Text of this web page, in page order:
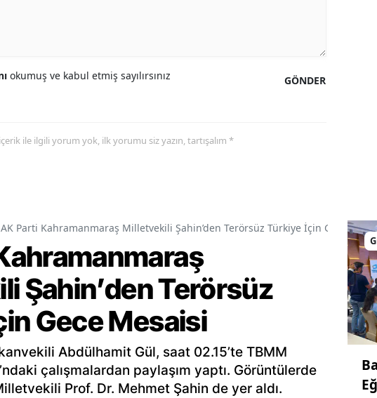
GÖNDER
okumuş ve kabul etmiş sayılırsınız
ile ilgili yorum yok, ilk yorumu siz yazın, tartışalım *
AK Parti Kahramanmaraş Milletvekili Şahin’den Terörsüz Türkiye İçin Gece
Şahin’den Terörsüz
Gece Mesaisi
Abdülhamit Gül, saat 02.15’te TBMM
çalışmalardan paylaşım yaptı. Görüntülerde
Prof. Dr. Mehmet Şahin de yer aldı.